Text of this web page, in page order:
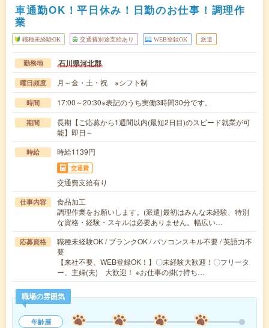
車通勤OK！平日休み！日勤のお仕事！調理作
業
職種未経験OK 交通費別途支給あり WEB登録OK 派遣
勤務地 石川県河北郡
曜日頻度 月～金・土・祝 ※シフト制
時間 17:00～20:30※表記のうち実働3時間30分です。
期間
長期【ご応募から1週間以内(最短2日目)のスピード就業が可
能】即日～
時給 時給1139円
交通費
交通費支給有り
仕事内容
食品加工
調理作業をお願いします。(派遣)最初はみんな未経験、特別
な資格・経験・スキルは必要ありません。幅広い…
応募資格
職種未経験OK / ブランクOK / パソコンスキル不要 / 英語力不
要
【来社不要、WEB登録OK！】〇未経験大歓迎！〇フリータ
ー、主婦(夫) 大歓迎！ ※お仕事の掛け持ち…
職場の雰囲気
年齢層